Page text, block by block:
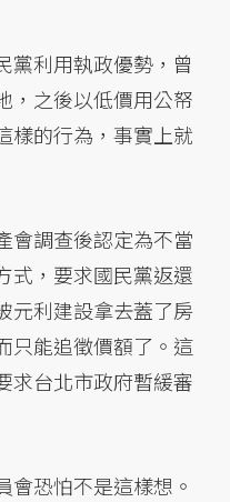
黨利用執政優勢，曾
，之後以低價用公帑
樣的行為，事實上就
會調查後認定為不當
式，要求國民黨返還
元利建設拿去蓋了房
只能追徵價額了。這
求台北市政府暫緩審
會恐怕不是這樣想。